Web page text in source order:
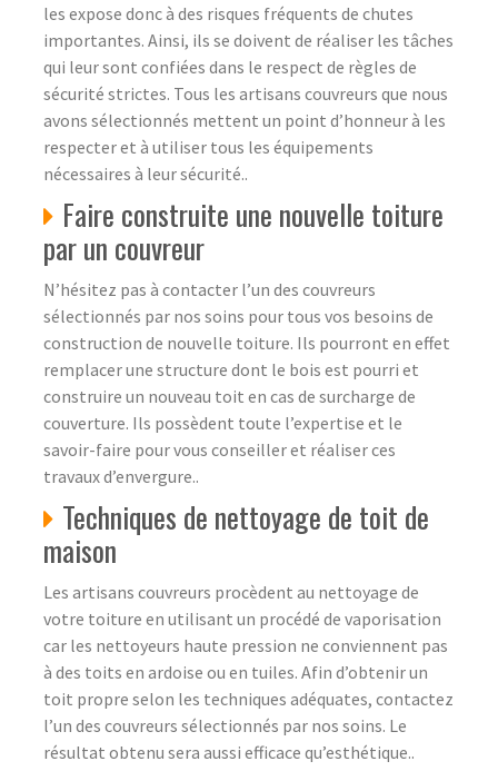
les expose donc à des risques fréquents de chutes
importantes. Ainsi, ils se doivent de réaliser les tâches
qui leur sont confiées dans le respect de règles de
sécurité strictes. Tous les artisans couvreurs que nous
avons sélectionnés mettent un point d’honneur à les
respecter et à utiliser tous les équipements
nécessaires à leur sécurité..
Faire construite une nouvelle toiture
par un couvreur
N’hésitez pas à contacter l’un des couvreurs
sélectionnés par nos soins pour tous vos besoins de
construction de nouvelle toiture. Ils pourront en effet
remplacer une structure dont le bois est pourri et
construire un nouveau toit en cas de surcharge de
couverture. Ils possèdent toute l’expertise et le
savoir-faire pour vous conseiller et réaliser ces
travaux d’envergure..
Techniques de nettoyage de toit de
maison
Les artisans couvreurs procèdent au nettoyage de
votre toiture en utilisant un procédé de vaporisation
car les nettoyeurs haute pression ne conviennent pas
à des toits en ardoise ou en tuiles. Afin d’obtenir un
toit propre selon les techniques adéquates, contactez
l’un des couvreurs sélectionnés par nos soins. Le
résultat obtenu sera aussi efficace qu’esthétique..